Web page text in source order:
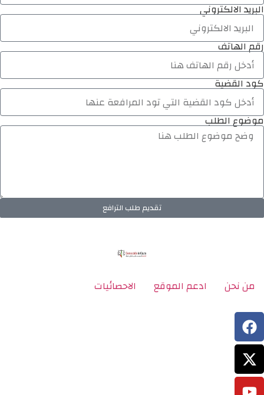
البريد الالكتروني
رقم الهاتف
كود القضية
موضوع الطلب
تقديم طلب الترافع
من نحن ادعم الموقع الاحصائيات